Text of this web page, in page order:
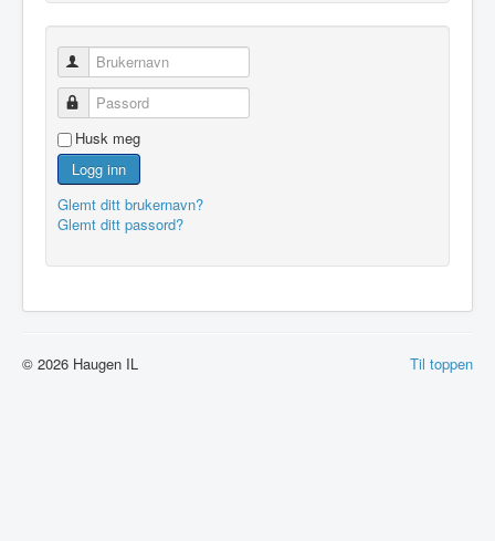
Brukernavn
Passord
Husk meg
Logg inn
Glemt ditt brukernavn?
Glemt ditt passord?
Til toppen
© 2026 Haugen IL